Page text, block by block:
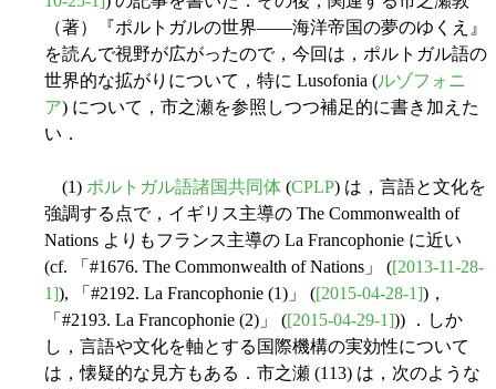
（著）『ポルトガルの世界――海洋帝国の夢のゆくえ』
を読んで視野が広がったので，今回は，ポルトガル語の
世界的な拡がりについて，特に Lusofonia (ルゾフォニ
ア) について，市之瀬を参照しつつ補足的に書き加えた
い．
(1) ポルトガル語諸国共同体 (CPLP) は，言語と文化を
強調する点で，イギリス主導の The Commonwealth of
Nations よりもフランス主導の La Francophonie に近い
(cf. 「#1676. The Commonwealth of Nations」 ([2013-11-28-
1]), 「#2192. La Francophonie (1)」 ([2015-04-28-1])，
「#2193. La Francophonie (2)」 ([2015-04-29-1])) ．しか
し，言語や文化を軸とする国際機構の実効性について
は，懐疑的な見方もある．市之瀬 (113) は，次のような